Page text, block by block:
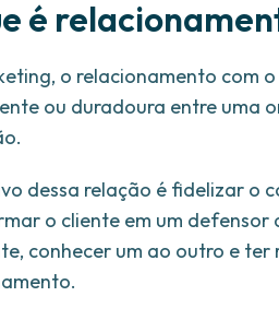
é
o relacionamento com
ou duradoura entre uma
dessa relação é fidelizar o
o cliente em um defensor
conhecer um ao outro e